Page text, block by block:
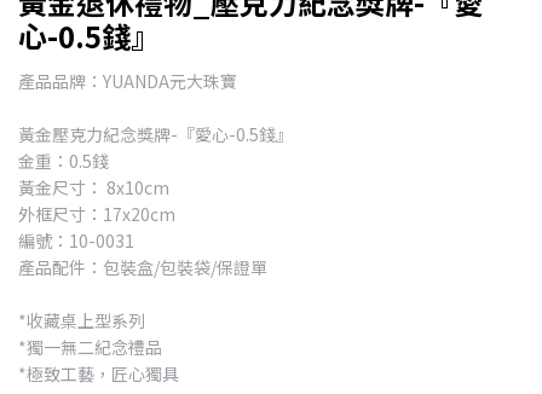
心-0.5錢』
產品品牌：YUANDA元大珠寶
黃金壓克力紀念獎牌-『愛心-0.5錢』
金重：0.5錢
黃金尺寸： 8x10cm
外框尺寸：17x20cm
編號：10-0031
產品配件：包裝盒/包裝袋/保證單
*收藏桌上型系列
*獨一無二紀念禮品
*極致工藝，匠心獨具